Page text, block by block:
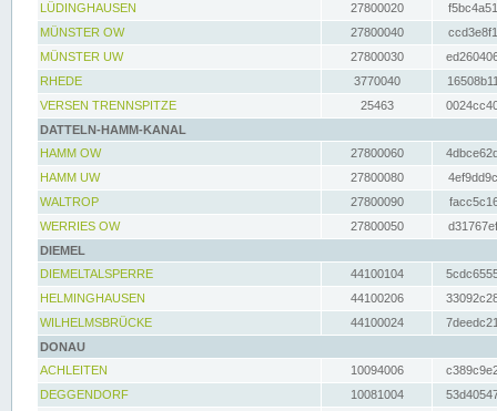
LÜDINGHAUSEN
27800020
MÜNSTER OW
27800040
MÜNSTER UW
27800030
RHEDE
3770040
VERSEN TRENNSPITZE
25463
DATTELN-HAMM-KANAL
HAMM OW
27800060
HAMM UW
27800080
WALTROP
27800090
WERRIES OW
27800050
DIEMEL
DIEMELTALSPERRE
44100104
HELMINGHAUSEN
44100206
WILHELMSBRÜCKE
44100024
DONAU
ACHLEITEN
10094006
DEGGENDORF
10081004